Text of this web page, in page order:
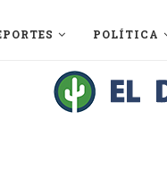
POLÍTICA